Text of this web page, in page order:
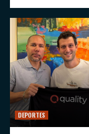
DEPORTES